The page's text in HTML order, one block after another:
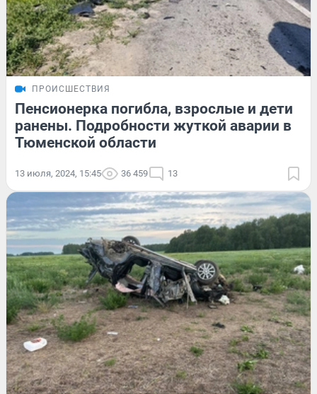
ПРОИСШЕСТВИЯ
Пенсионерка погибла, взрослые и дети
ранены. Подробности жуткой аварии в
Тюменской области
13 июля, 2024, 15:45 36 459 13